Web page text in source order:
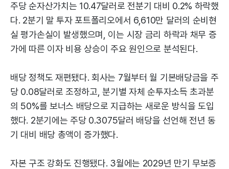
주당 순자산가치는 10.47달러로 전분기 대비 0.2% 하락했
다. 2분기 말 투자 포트폴리오에서 6,610만 달러의 순비현
실 평가손실이 발생했으며, 이는 시장 금리 하락과 채무 증
가에 따른 이자 비용 상승이 주요 원인으로 분석된다.
배당 정책도 재편됐다. 회사는 7월부터 월 기본배당금을 주
당 0.08달러로 조정하고, 분기별 자체 순투자소득 초과분
의 50%를 보너스 배당으로 지급하는 새로운 방식을 도입
했다. 2분기에는 주당 0.3075달러 배당을 선언해 전년 동
기 대비 배당 총액이 증가했다.
자본 구조 강화도 진행됐다. 3월에는 2029년 만기 무보증